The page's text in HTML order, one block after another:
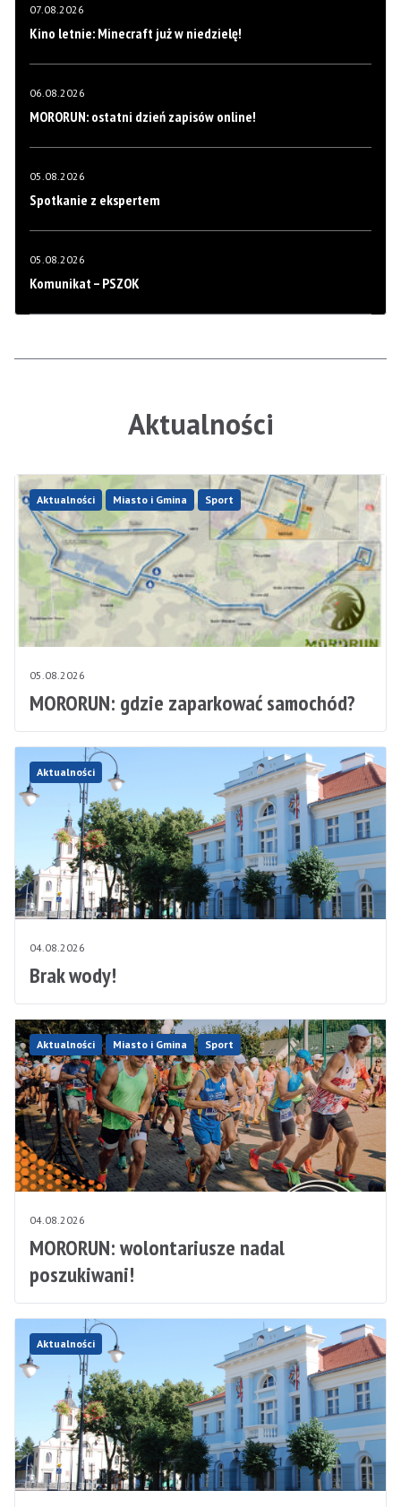
07.08.2026
Kino letnie: Minecraft już w niedzielę!
06.08.2026
MORORUN: ostatni dzień zapisów online!
05.08.2026
Spotkanie z ekspertem
05.08.2026
Komunikat – PSZOK
Aktualności
Aktualności Miasto i Gmina Sport
05.08.2026
MORORUN: gdzie zaparkować samochód?
Aktualności
04.08.2026
Brak wody!
Aktualności Miasto i Gmina Sport
04.08.2026
MORORUN: wolontariusze nadal
poszukiwani!
Aktualności